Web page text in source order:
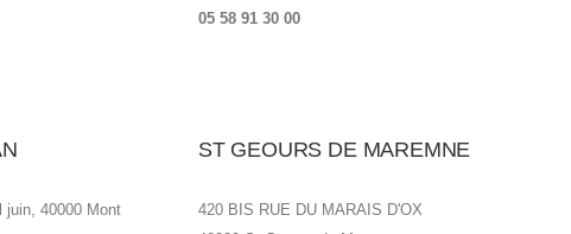
juin, 40000 Mont
05 58 91 30 00
ST GEOURS DE MAREMNE
420 BIS RUE DU MARAIS D'OX